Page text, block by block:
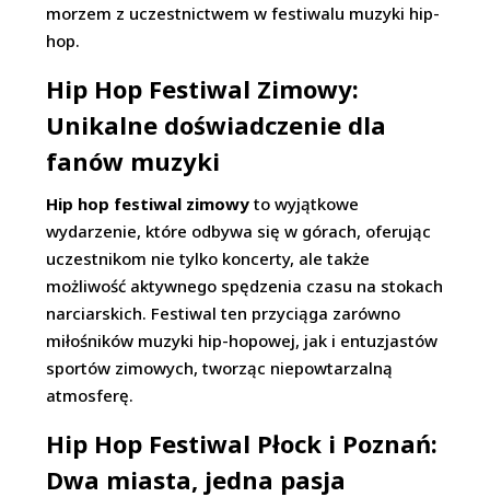
morzem z uczestnictwem w festiwalu muzyki hip-
hop.
Hip Hop Festiwal Zimowy:
Unikalne doświadczenie dla
fanów muzyki
Hip hop festiwal zimowy to wyjątkowe
wydarzenie, które odbywa się w górach, oferując
uczestnikom nie tylko koncerty, ale także
możliwość aktywnego spędzenia czasu na stokach
narciarskich. Festiwal ten przyciąga zarówno
miłośników muzyki hip-hopowej, jak i entuzjastów
sportów zimowych, tworząc niepowtarzalną
atmosferę.
Hip Hop Festiwal Płock i Poznań:
Dwa miasta, jedna pasja